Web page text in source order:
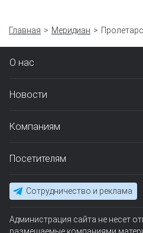
Главная Меридиан
О нас
Новости
Компаниям
Посетителям
Сотрудничество и реклама
Администрация сайта не несет
размещаемые компаниями